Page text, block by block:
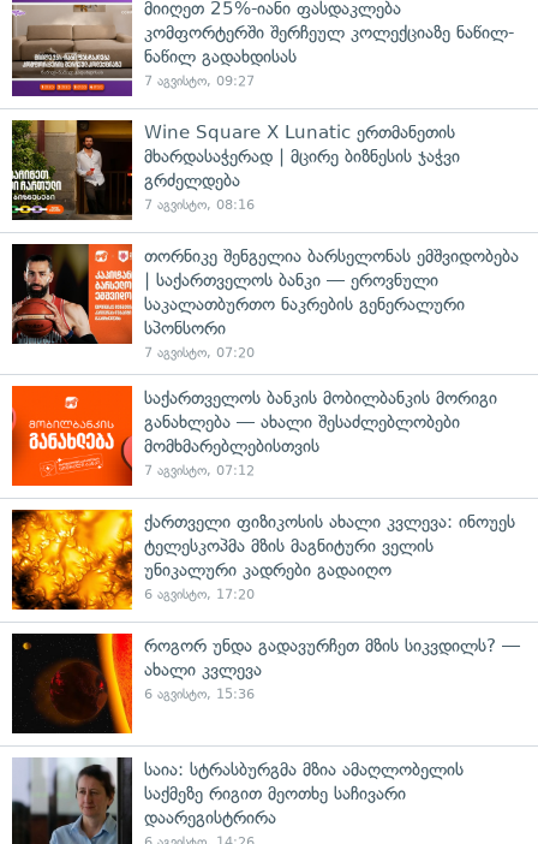
მიიღეთ 25%-იანი ფასდაკლება
კომფორტერში შერჩეულ კოლექციაზე ნაწილ-
ნაწილ გადახდისას
7 აგვისტო, 09:27
Wine Square X Lunatic ერთმანეთის
მხარდასაჭერად | მცირე ბიზნესის ჯაჭვი
გრძელდება
7 აგვისტო, 08:16
თორნიკე შენგელია ბარსელონას ემშვიდობება
| საქართველოს ბანკი — ეროვნული
საკალათბურთო ნაკრების გენერალური
სპონსორი
7 აგვისტო, 07:20
საქართველოს ბანკის მობილბანკის მორიგი
განახლება — ახალი შესაძლებლობები
მომხმარებლებისთვის
7 აგვისტო, 07:12
ქართველი ფიზიკოსის ახალი კვლევა: ინოუეს
ტელესკოპმა მზის მაგნიტური ველის
უნიკალური კადრები გადაიღო
6 აგვისტო, 17:20
როგორ უნდა გადავურჩეთ მზის სიკვდილს? —
ახალი კვლევა
6 აგვისტო, 15:36
საია: სტრასბურგმა მზია ამაღლობელის
საქმეზე რიგით მეოთხე საჩივარი
დაარეგისტრირა